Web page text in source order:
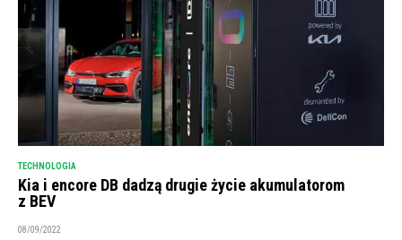
TECHNOLOGIA
Kia i encore DB dadzą drugie życie akumulatorom
z BEV
08/09/2022